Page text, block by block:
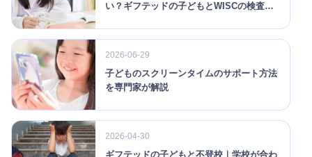
い？ギフテッドの子どもとWISCの検査結
2026-06-29
子どものスクリーンタイムのサポート方法
を専門家が解説
2026-04-30
ギフテッドの子どもと不登校｜学校が合わ